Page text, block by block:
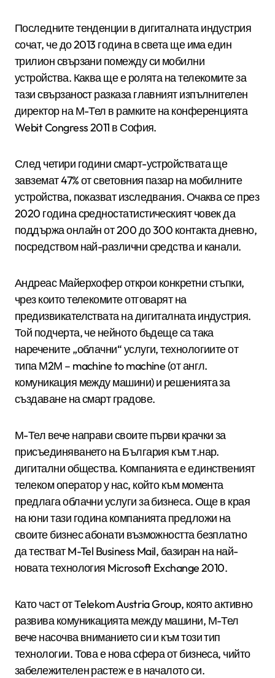
Последните тенденции в дигиталната индустрия
сочат, че до 2013 година в света ще има един
трилион свързани помежду си мобилни
устройства. Каква ще е ролята на телекомите за
тази свързаност разказа главният изпълнителен
директор на М-Тел в рамките на конференцията
Webit Congress 2011 в София.
След четири години смарт-устройствата ще
завземат 47% от световния пазар на мобилните
устройства, показват изследвания. Очаква се през
2020 година средностатистическият човек да
поддържа онлайн от 200 до 300 контакта дневно,
посредством най-различни средства и канали.
Андреас Майерхофер открои конкретни стъпки,
чрез които телекомите отговарят на
предизвикателствата на дигиталната индустрия.
Той подчерта, че нейното бъдеще са така
наречените „облачни“ услуги, технологиите от
типа М2М – machine to machine (от англ.
комуникация между машини) и решенията за
създаване на смарт градове.
М-Тел вече направи своите първи крачки за
присъединяването на България към т.нар.
дигитални общества. Компанията е единственият
телеком оператор у нас, който към момента
предлага облачни услуги за бизнеса. Още в края
на юни тази година компанията предложи на
своите бизнес абонати възможността безплатно
да тестват M-Tel Business Mail, базиран на най-
новата технология Microsoft Exchange 2010.
Като част от Тelekom Austria Group, която активно
развива комуникацията между машини, М-Тел
вече насочва вниманието си и към този тип
технологии. Това е нова сфера от бизнеса, чийто
забележителен растеж е в началото си.